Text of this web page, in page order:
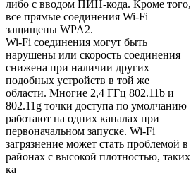
либо с вводом ПИН-кода. Кроме того,
все прямые соединения Wi-Fi
защищены WPA2.
Wi-Fi соединения могут быть
нарушены или скорость соединения
снижена при наличии других
подобных устройств в той же
области. Многие 2,4 ГГц 802.11b и
802.11g точки доступа по умолчанию
работают на одних каналах при
первоначальном запуске. Wi-Fi
загрязнение может стать проблемой в
районах с высокой плотностью, таких
ка